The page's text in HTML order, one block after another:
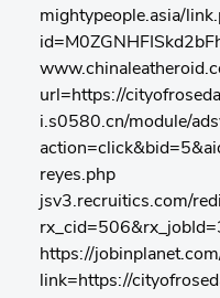
mightypeople.asia/
url=https://
i.s0580.cn/module/
reyes.php
jsv3.recruitics.com/
https://
link=https://